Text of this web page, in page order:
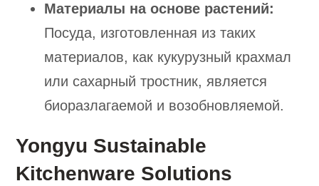
Материалы на основе растений:
Посуда, изготовленная из таких
материалов, как кукурузный крахмал
или сахарный тростник, является
биоразлагаемой и возобновляемой.
Yongyu Sustainable
Kitchenware Solutions